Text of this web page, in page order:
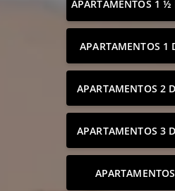
APARTAMENTOS 1 ½
APARTAMENTOS 1
APARTAMENTOS 2
APARTAMENTOS 3